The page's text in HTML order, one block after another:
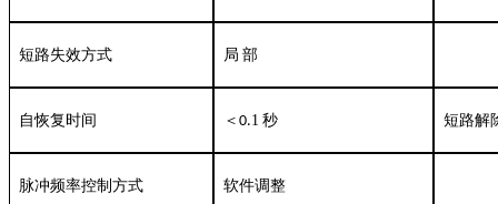
短路失效方式 局 部
自恢复时间 ＜0.1 秒 短路解
脉冲频率控制方式 软件调整